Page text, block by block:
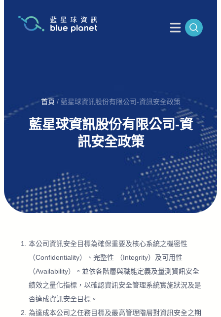
首頁 / 藍星球資訊股份有限公司-資訊安全政策
藍星球資訊股份有限公司-資
訊安全政策
本公司資訊安全目標為確保重要及核心系統之機密性
（Confidentiality）、完整性 （Integrity）及可用性
（Availability）。並依各階層與職能定義及量測資訊安全
績效之量化指標，以確認資訊安全管理系統實施狀況及是
否達成資訊安全目標。
為達成本公司之任務目標及最高管理階層對資訊安全之期